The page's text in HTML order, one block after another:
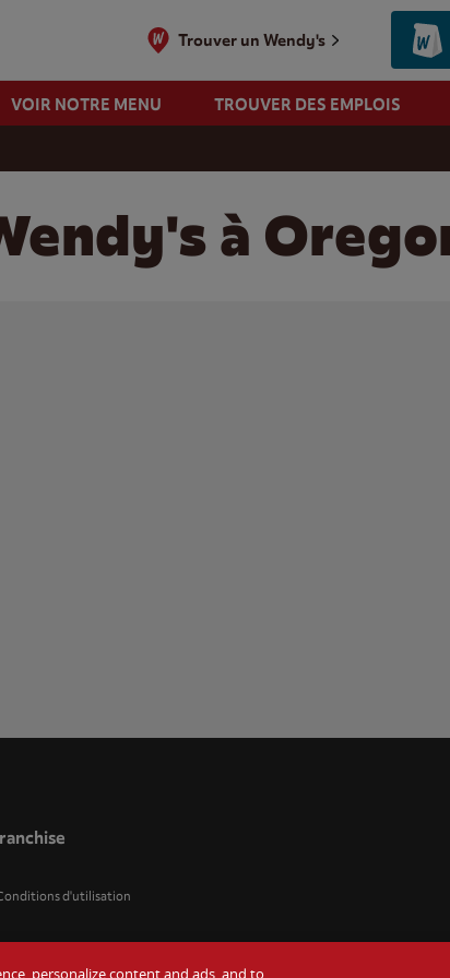
Trouver un Wendy's
VOIR NOTRE MENU TROUVER DES EMPLOIS
à
d'utilisation
personalize content and ads, and to